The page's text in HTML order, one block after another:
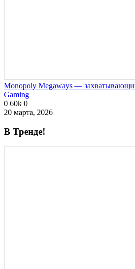
Monopoly Megaways —
Gaming
0 60k 0
20 марта, 2026
В Тренде!